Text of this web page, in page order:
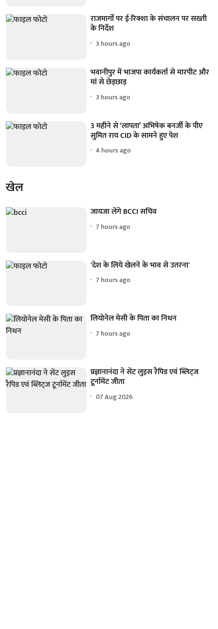
राजमार्गों पर ई-रिक्शा के संचालन पर सख्ती
के निर्देश
3 hours ago
भवानीपुर में भाजपा कार्यकर्ता से मारपीट और
मां से छेड़छाड़
3 hours ago
3 महीने से ‘लापता’ अभिषेक बनर्जी के पीए
सुमित राय CID के सामने हुए पेश
4 hours ago
खेल
जायजा लेंगे BCCI सचिव
7 hours ago
'देश के लिये खेलने के भाव से उतरना'
7 hours ago
लियोनेल मेसी के पिता का निधन
7 hours ago
प्रज्ञानानंदा ने सेंट लुइस रैपिड एवं ब्लिट्ज
टूर्नामेंट जीता
07 Aug 2026